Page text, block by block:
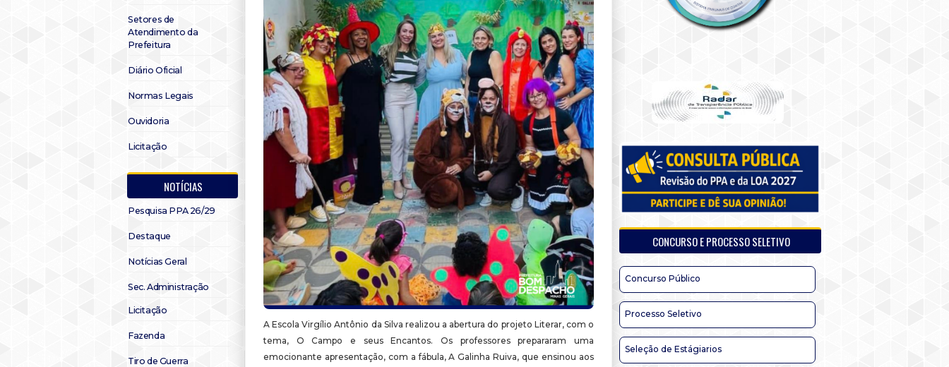
Setores de
Atendimento da
Prefeitura
Diário Oficial
Normas Legais
Ouvidoria
Licitação
NOTÍCIAS
Pesquisa PPA 26/29
Destaque
Notícias Geral
Sec. Administração
Licitação
Fazenda
Tiro de Guerra
A Escola Virgílio Antônio da Silva realizou a abertura do projeto Literar, com o
tema, O Campo e seus Encantos. Os professores prepararam uma
emocionante apresentação, com a fábula, A Galinha Ruiva, que ensinou aos
CONCURSO E PROCESSO SELETIVO
Concurso Público
Processo Seletivo
Seleção de Estágiarios